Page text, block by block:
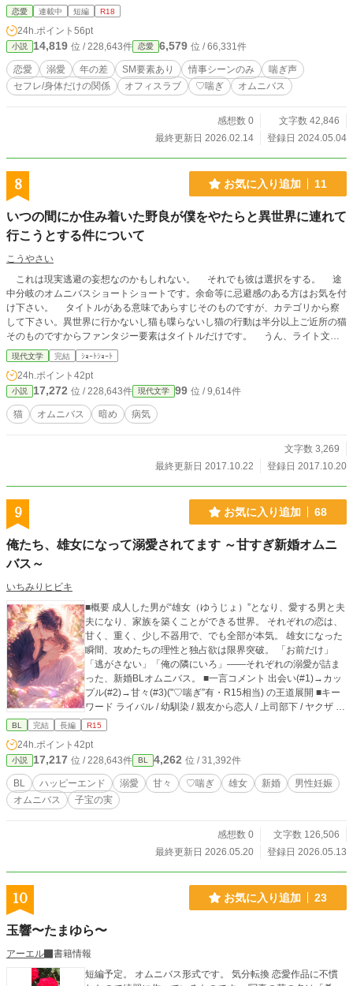
恋愛 連載中 短編 R18
24h.ポイント 56pt
小説 14,819 位 / 228,643件 恋愛 6,579 位 / 66,331件
恋愛 溺愛 年の差 SM要素あり 情事シーンのみ
喘ぎ声
セフレ/身体だけの関係
オフィスラブ ♡喘ぎ オムニバス
感想数 0
文字数 42,846
最終更新日 2026.02.14
登録日 2024.05.04
8 お気に入り追加 11
いつの間にか住み着いた野良が僕をやたらと異世界に連れて
行こうとする件について
こうやさい
これは現実逃避の妄想なのかもしれない。 それでも彼は選択をする。 途
中分岐のオムニバスショートショートです。余命等に忌避感のある方はお気を付
け下さい。 タイトルがある意味であらすじそのものですが、カテゴリから察
して下さい。異世界に行かないし猫も喋らないし猫の行動は半分以上ご近所の猫
そのものですからファンタジー要素はタイトルだけです。 うん、ライト文芸
は悩んだ上で避けた。。。けど今のカテゴリが正しいかと言われるとちょっとわ
かんない。。。
現代文学 完結 ｼｮｰﾄｼｮｰﾄ
24h.ポイント 42pt
小説 17,272 位 / 228,643件 現代文学 99 位 / 9,614件
猫 オムニバス 暗め 病気
文字数 3,269
最終更新日 2017.10.22
登録日 2017.10.20
9 お気に入り追加 68
俺たち、雄女になって溺愛されてます ～甘すぎ新婚オムニ
バス～
いちみりヒビキ
■概要 成人した男が“雄女（ゆうじょ）”となり、愛する男と夫
夫になり、家族を築くことができる世界。 それぞれの恋は、
甘く、重く、少し不器用で、でも全部が本気。 雄女になった
瞬間、攻めたちの理性と独占欲は限界突破。 「お前だけ」
「逃がさない」「俺の隣にいろ」――それぞれの溺愛が詰ま
った、新婚BLオムニバス。 ■一言コメント 出会い(#1)→カッ
プル(#2)→甘々(#3)("♡喘ぎ”有・R15相当) の王道展開 ■キー
ワード ライバル / 幼馴染 / 親友から恋人 / 上司部下 / ヤクザ /
年下攻め / アイドル / 記憶喪失 / 獣人 / 刑事×闇医者 ■カップル
士（かんざき・れいじ） × 橘遥斗（たちばな・はると） 上司
×部下 2.『負けたくないのに、抱かれるたび好きになる』 獅
堂零一（しどう・れいいち） × 藤咲優牙（ふじさき・ゆう
が） ライバル 3.『幼馴染じゃ足りないって、先に言ってよ』
朝霧律（あさぎり・りつ） × 星野灯真（ほしの・とうま） 幼
峰奏（あまみね・かなで） × 枢木伊織（くるるぎ・いおり）
アイドル×マネージャー 5.『記憶をなくしても、お前だけは忘
× 夜見坂澄夜（よみさか・すみや） ヤクザ若頭×一般人 7.
ね・たすく） × 黒瀬千隼（くろせ・ちはや） 親友同士 8.『甘
やかして育てた後輩に、逆に甘やかされています』 霧生朔也
輩 9.『狼獣人に“番”認定されました』 獅丸虎太郎（ししま
BL 完結 長編 R15
24h.ポイント 42pt
小説 17,217 位 / 228,643件 BL 4,262 位 / 31,392件
BL ハッピーエンド 溺愛 甘々 ♡喘ぎ 雄女 新婚
男性妊娠
オムニバス
子宝の実
感想数 0
文字数 126,506
最終更新日 2026.05.20
登録日 2026.05.13
10 お気に入り追加 23
玉響〜たまゆら〜
アーエル
書籍情報
短編予定。 オムニバス形式です。 気分転換 恋愛作品に不慣